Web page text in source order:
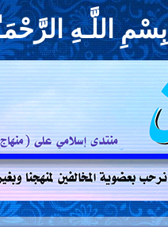
بِسْمِ اللَّـهِ